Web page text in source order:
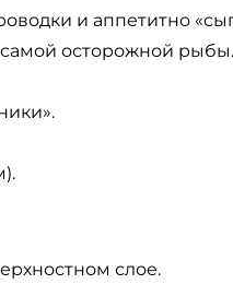
и аппетитно
осторожной рыбы.
слое.